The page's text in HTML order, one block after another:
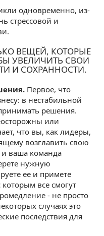
одновременно, из-
стрессовой и
ВЕЩЕЙ, КОТОРЫЕ
УВЕЛИЧИТЬ СВОИ
И СОХРАННОСТИ.
Первое, что
в нестабильной
решения.
или
что вы, как лидеры,
возглавить свою
ваша команда
нужную
ее и примете
все смогут
- не просто
случаях это
последствия для